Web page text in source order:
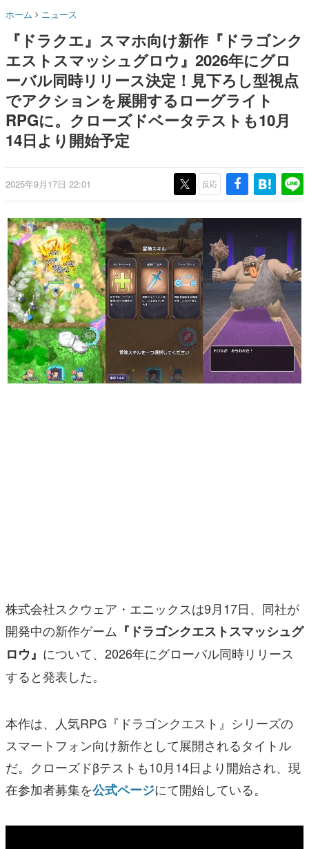
ゲームに多大な影響を受けた作家さんに取材し、ゲームが
日本のコンテンツ産業やカルチャーに与えた影響を探る企
画です。
日本モバイルゲーム産業史
日本のモバイルゲーム史における主要なトピック・タイト
ルを網羅するほか、開発者へのインタビューや識者による
解説を掲載。約20年の歴史が一望できる決定版！
若ゲのいたり〜ゲームクリエイターの青春〜
『うつヌケ』『ペンと箸』等で知られるマンガ家・田中圭
一先生によるゲーム業界レポートマンガです。
なんでゲームは面白い？
ゲーム開発者・hamatsu氏がゲームの魅力を画面や操作の
具体的な形から解き明かしていく、硬派で骨太な評論連載
ゲームが変えた日本語
「経験値」「裏技」「ラスボス」… ゲームにまつわる言葉
の起源や用法の変遷を、コンピューター文化史研究家・タ
イニーP氏が徹底調査。
カテゴリ
特集記事
マンガ
女性向け
にトラブルへ対応する社員たち
Switch向けにリリース予定
ホーム ニュース
『ドラクエ』スマホ向け新作『ドラゴンク
エストスマッシュグロウ』2026年にグロ
ーバル同時リリース決定！見下ろし型視点
でアクションを展開するローグライト
RPGに。クローズドベータテストも10月
14日より開始予定
2025年9月17日 22:01 反応
株式会社スクウェア・エニックスは9月17日、同社が
開発中の新作ゲーム 『ドラゴンクエストスマッシュグ
ロウ』 について、2026年にグローバル同時リリース
すると発表した。
本作は、人気RPG『ドラゴンクエスト』シリーズの
スマートフォン向け新作として展開されるタイトル
だ。クローズドβテストも10月14日より開始され、現
在参加者募集を公式ページにて開始している。